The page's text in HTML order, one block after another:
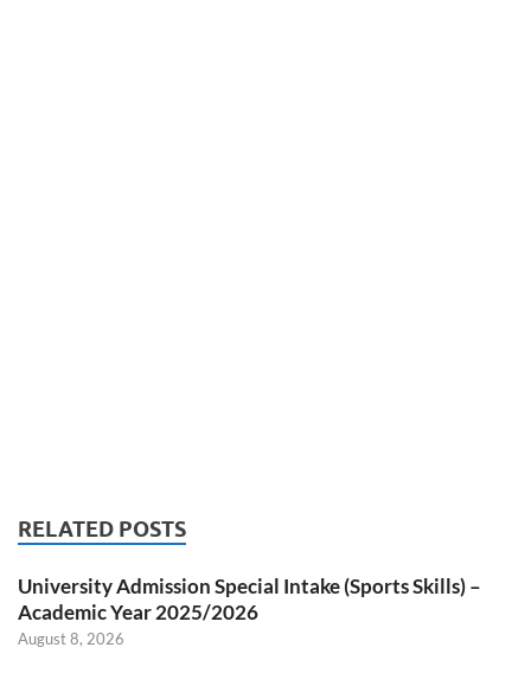
RELATED POSTS
University Admission Special Intake (Sports Skills) –
Academic Year 2025/2026
August 8, 2026